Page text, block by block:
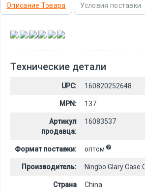
Описание Товара Условия поставки
, , , , ,
Технические детали
UPC: 160820252648
MPN: 137
Артикул
продавца:
16083537
Формат поставки: оптом
Производитель: Ningbo Glary Case
Страна
China